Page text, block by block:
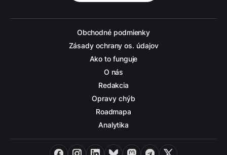
Obchodné podmienky
Zásady ochrany os. údajov
Ako to funguje
O nás
Redakcia
Opravy chýb
Roadmapa
Analytika